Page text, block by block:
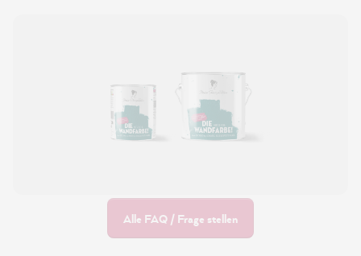
Alle FAQ / Frage stellen